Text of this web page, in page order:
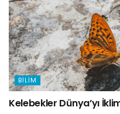
BILIM
Kelebekler Dünya’yı